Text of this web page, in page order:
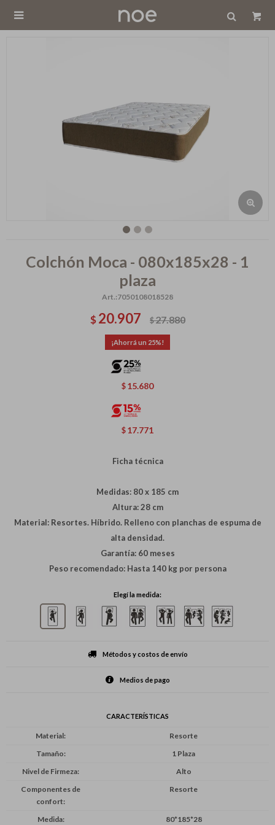

Colchón Moca - 080x185x28 - 1
plaza
7050108018528
$ 20.907 $27.880
25
$ 15.680
$ 17.771
Ficha técnica
Medidas: 80 x 185 cm
Altura: 28 cm
Material: Resortes. Híbrido. Relleno con planchas de espuma de
alta densidad.
Garantía: 60 meses
Peso recomendado: Hasta 140 kg por persona
Elegí la medida:
Métodos y costos de envío
Medios de pago
CARACTERÍSTICAS
Material
Resorte
Tamaño
1 Plaza
Nivel de Firmeza
Alto
Componentes de
confort
Resorte
Medida
80*185*28